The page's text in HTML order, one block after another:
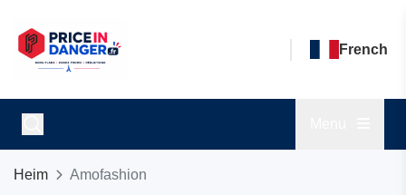
French
Heim Amofashion